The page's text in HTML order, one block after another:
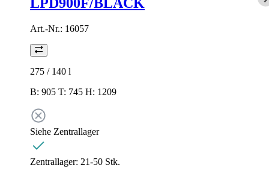
Art.-Nr.: 16057
275 / 140 l
B: 905 T: 745 H: 1209
Siehe Zentrallager
Zentrallager: 21-50 Stk.